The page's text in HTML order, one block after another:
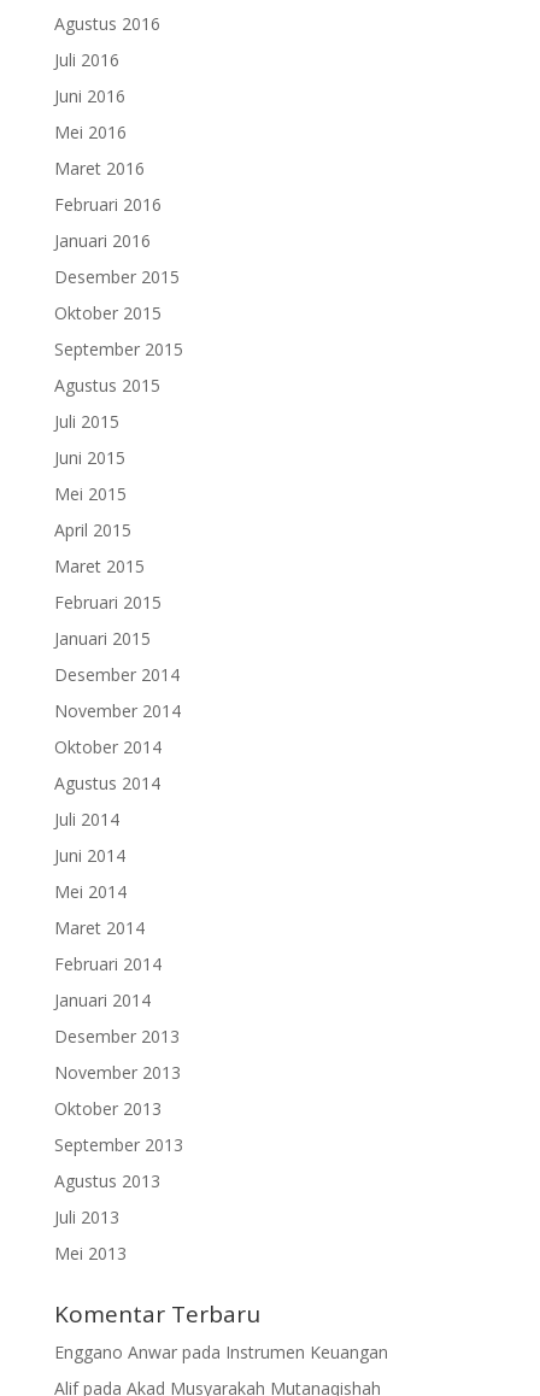
Agustus 2016
Juli 2016
Juni 2016
Mei 2016
Maret 2016
Februari 2016
Januari 2016
Desember 2015
Oktober 2015
September 2015
Agustus 2015
Juli 2015
Juni 2015
Mei 2015
April 2015
Maret 2015
Februari 2015
Januari 2015
Desember 2014
November 2014
Oktober 2014
Agustus 2014
Juli 2014
Juni 2014
Mei 2014
Maret 2014
Februari 2014
Januari 2014
Desember 2013
November 2013
Oktober 2013
September 2013
Agustus 2013
Juli 2013
Mei 2013
Komentar Terbaru
Enggano Anwarpada Instrumen Keuangan
Alifpada Akad Musyarakah Mutanaqishah